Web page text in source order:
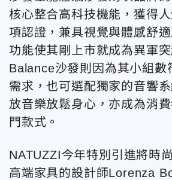
核心整合高科技機能，獲得
項認證，兼具視覺與體感舒
功能使其剛上市就成為異軍
Balance沙發則因為其小組數
需求，也可選配獨家的音響
放音樂放鬆身心，亦成為消
門款式。
NATUZZI今年特別引進將時
高端家具的設計師Lorenza